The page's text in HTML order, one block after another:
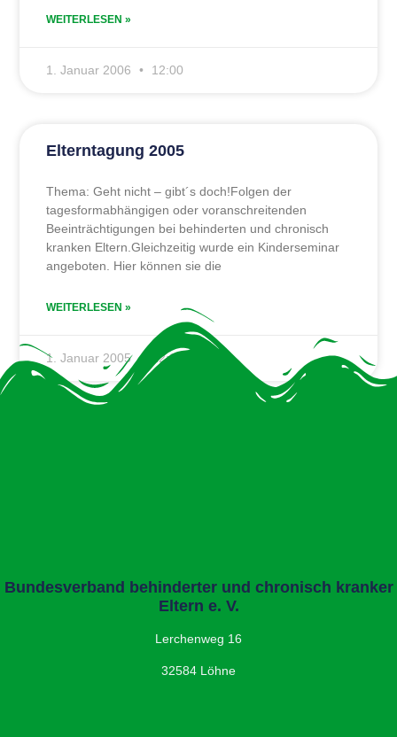
WEITERLESEN »
1. Januar 2006 12:00
Elterntagung 2005
Thema: Geht nicht – gibt´s doch!Folgen der
tagesformabhängigen oder voranschreitenden
Beeinträchtigungen bei behinderten und chronisch
kranken Eltern.Gleichzeitig wurde ein Kinderseminar
angeboten. Hier können sie die
WEITERLESEN »
1. Januar 2005 12:00
Vor »
Bundesverband behinderter und chronisch kranker
Eltern e. V.
Lerchenweg 16
32584 Löhne